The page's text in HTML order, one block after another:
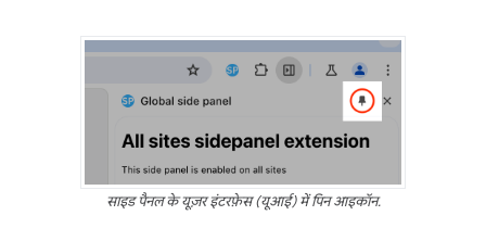
साइड पैनल के यूज़र इंटरफ़ेस (यूआई) में पिन आइकॉन.